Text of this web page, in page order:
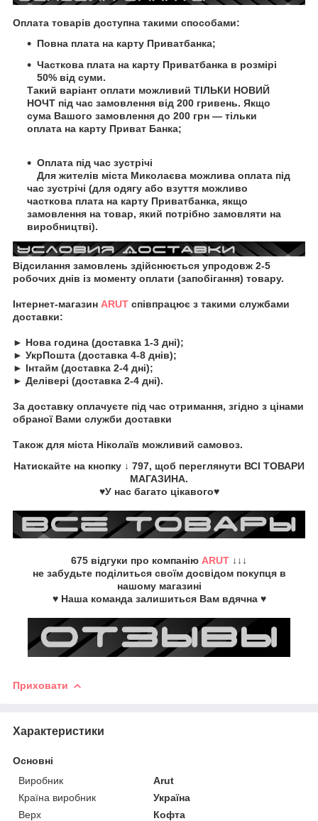
Оплата товарів доступна такими способами:
Повна плата на карту Приватбанка;
Часткова плата на карту Приватбанка в розмірі
50% від суми.
Такий варіант оплати можливий ТІЛЬКИ НОВИЙ
НОЧТ під час замовлення від 200 гривень. Якщо
сума Вашого замовлення до 200 грн — тільки
оплата на карту Приват Банка;
Оплата під час зустрічі
Для жителів міста Миколаєва можлива оплата під
час зустрічі (для одягу або взуття можливо
часткова плата на карту Приватбанка, якщо
замовлення на товар, який потрібно замовляти на
виробництві).
Відсилання замовлень здійснюється упродовж 2-5
робочих днів із моменту оплати (запобігання) товару.
Інтернет-магазин ARUT співпрацює з такими службами
доставки:
► Нова година (доставка 1-3 дні);
► УкрПошта (доставка 4-8 днів);
► Інтайм (доставка 2-4 дні);
► Делівері (доставка 2-4 дні).
За доставку оплачуєте під час отримання, згідно з цінами
обраної Вами служби доставки
Також для міста Ніколаїв можливий самовоз.
Натискайте на кнопку ↓ 797, щоб переглянути ВСІ ТОВАРИ
МАГАЗИНА.
♥У нас багато цікавого♥
675 відгуки про компанію ARUT ↓↓↓
не забудьте поділиться своїм досвідомпокупця в
нашому магазині
♥ Наша команда залишиться Вам вдячна ♥
Приховати
Характеристики
Основні
Виробник
Arut
Країна виробник
Україна
Верх
Кофта